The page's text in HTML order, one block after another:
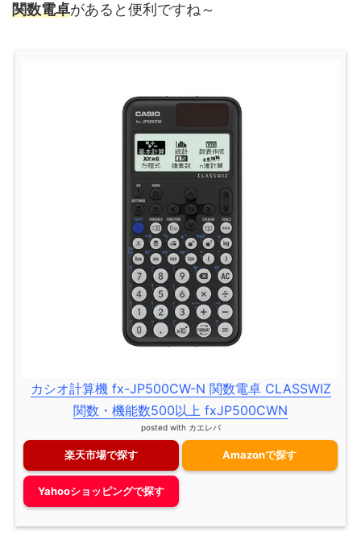
関数電卓があると便利ですね～
カシオ計算機 fx-JP500CW-N 関数電卓 CLASSWIZ
関数・機能数500以上 fxJP500CWN
posted with カエレバ
楽天市場で探す Amazonで探す
Yahooショッピングで探す